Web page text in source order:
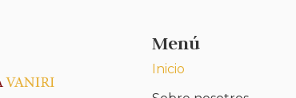
Menú
Inicio